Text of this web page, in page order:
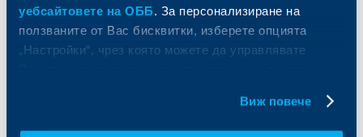
уебсайтовете на ОББ. За персонализиране на
ползваните от Вас бисквитки, изберете опцията
„Настройки“, чрез която можете да управлявате
Виж повече
Финансови институции и суверени
За ОББ Групата на KBC
ОББ Интерлийз